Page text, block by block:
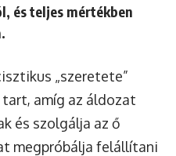
és teljes mértékben
„szeretete”
amíg az áldozat
és szolgálja az ő
megpróbálja felállítani